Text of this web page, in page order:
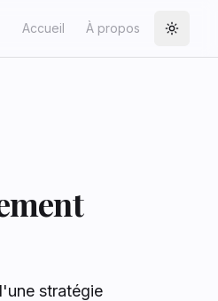
Accueil À propos Toggle
stratégie